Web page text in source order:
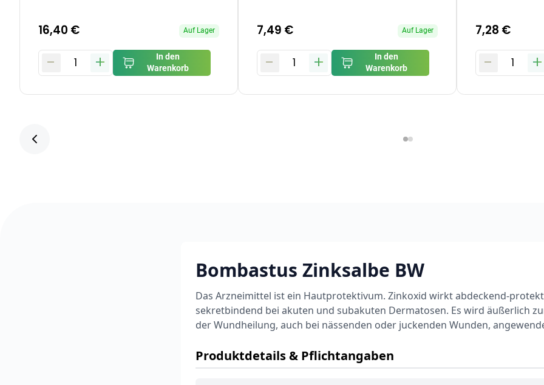
16,40 € Auf Lager
- 1 +
In den
Warenkorb
7,49 € Auf Lager
- 1 +
In den
Warenkorb
7,28 €
- 1 +
Bombastus Zinksalbe BW
Das Arzneimittel ist ein Hautprotektivum. Zinkoxid wirkt abdeckend-
sekretbindend bei akuten und subakuten Dermatosen. Es wird äußerlich
der Wundheilung, auch bei nässenden oder juckenden Wunden,
Produktdetails & Pflichtangaben